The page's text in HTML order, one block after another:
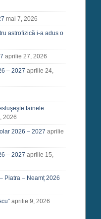
mai 7, 2026
astrofizică i-a adus o
aprilie 27, 2026
– 2027 aprilie 24,
tainele
2026
2026 – 2027 aprilie
– 2027 aprilie 15,
Piatra – Neamț 2026
aprilie 9, 2026